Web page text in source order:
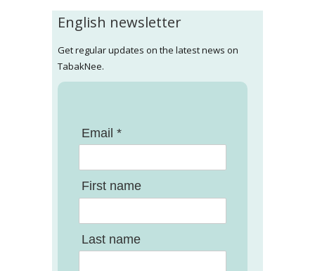
English newsletter
Get regular updates on the latest news on
TabakNee.
Email *
First name
Last name